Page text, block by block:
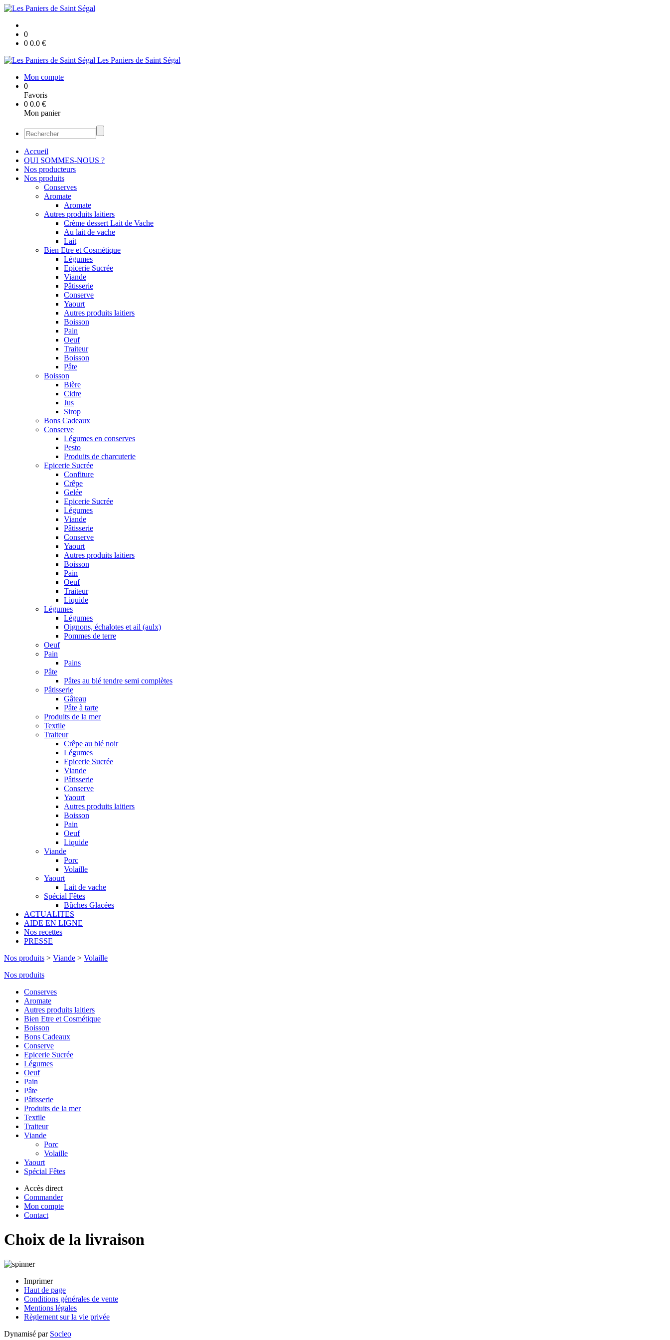
0
0 0.0 €
Les Paniers de Saint Ségal
Mon compte
0
Favoris
0 0.0 €
Mon panier
Accueil
QUI SOMMES-NOUS ?
Nos producteurs
Nos produits
Conserves
Aromate
Aromate
Autres produits laitiers
Crème dessert Lait de Vache
Au lait de vache
Lait
Bien Etre et Cosmétique
Légumes
Epicerie Sucrée
Viande
Pâtisserie
Conserve
Yaourt
Autres produits laitiers
Boisson
Pain
Oeuf
Traiteur
Boisson
Pâte
Boisson
Bière
Cidre
Jus
Sirop
Bons Cadeaux
Conserve
Légumes en conserves
Pesto
Produits de charcuterie
Epicerie Sucrée
Confiture
Crêpe
Gelée
Epicerie Sucrée
Légumes
Viande
Pâtisserie
Conserve
Yaourt
Autres produits laitiers
Boisson
Pain
Oeuf
Traiteur
Liquide
Légumes
Légumes
Oignons, échalotes et ail (aulx)
Pommes de terre
Oeuf
Pain
Pains
Pâte
Pâtes au blé tendre semi complètes
Pâtisserie
Gâteau
Pâte à tarte
Produits de la mer
Textile
Traiteur
Crêpe au blé noir
Légumes
Epicerie Sucrée
Viande
Pâtisserie
Conserve
Yaourt
Autres produits laitiers
Boisson
Pain
Oeuf
Liquide
Viande
Porc
Volaille
Yaourt
Lait de vache
Spécial Fêtes
Bûches Glacées
ACTUALITES
AIDE EN LIGNE
Nos recettes
PRESSE
Nos produits > Viande > Volaille
Nos produits
Conserves
Aromate
Autres produits laitiers
Bien Etre et Cosmétique
Boisson
Bons Cadeaux
Conserve
Epicerie Sucrée
Légumes
Oeuf
Pain
Pâte
Pâtisserie
Produits de la mer
Textile
Traiteur
Viande
Porc
Volaille
Yaourt
Spécial Fêtes
Accès direct
Commander
Mon compte
Contact
Choix de la livraison
Imprimer
Haut de page
Conditions générales de vente
Mentions légales
Règlement sur la vie privée
Dynamisé par Socleo